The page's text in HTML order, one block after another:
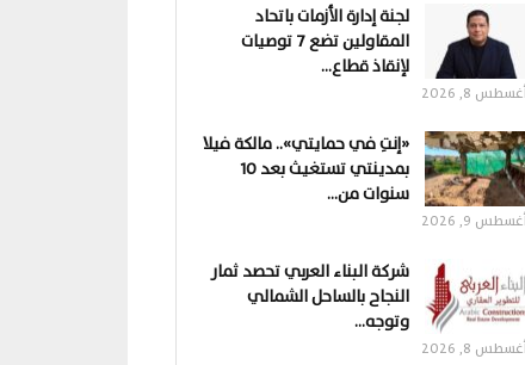
لجنة إدارة الأزمات باتحاد
المقاولين تضع 7 توصيات
لإنقاذ قطاع…
8, 2026
«إنتِ في حمايتي».. مالكة فيلا
بمدينتي تستغيث بعد 10
سنوات من…
9, 2026
شركة البناء العربي تحصد ثمار
النجاح بالساحل الشمالي
وتوجه…
8, 2026